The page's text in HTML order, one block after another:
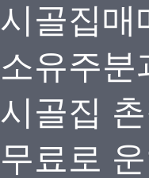
시골집매
소유주분
시골집
무료로